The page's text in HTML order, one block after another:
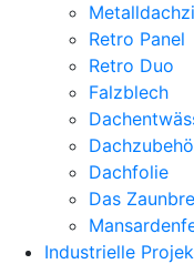
Retro Panel
Retro Duo
Falzblech
Dachfolie
Das
Industrielle